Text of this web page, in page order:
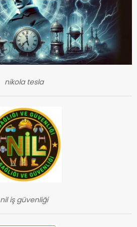
nikola tesla
nil iş güvenliği